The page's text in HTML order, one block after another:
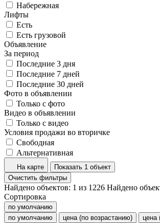
Набережная
Лифты
Есть
Есть грузовой
Объявление
За период
Последние 3 дня
Последние 7 дней
Последние 30 дней
Фото в объявлении
Только с фото
Видео в объявлении
Только с видео
Условия продажи во вторичке
Свободная
Альтернативная
На карте
Показать 1 объект
Очистить фильтры
Найдено объектов: 1 из 1226 Найдено
Сортировка
по умолчанию
по умолчанию
цена (по возрастанию)
цена